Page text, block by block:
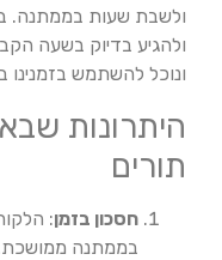
ולשבת שעות בממתנה.
ולהגיע בדיוק בשעה
ונוכל להשתמש בזמנינו
היתרונות
תורים
חסכון בזמן:
בממתנה